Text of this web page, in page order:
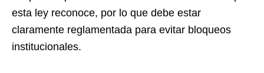
esta ley reconoce, por lo que debe estar
claramente reglamentada para evitar bloqueos
institucionales.